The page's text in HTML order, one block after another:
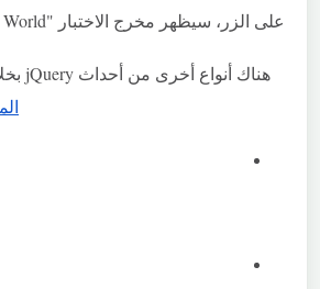
على الزر، سيظهر مخرج الاختبار "Hello, World!".
هناك أنواع أخرى من أحداث jQuery بخلاف click أيضًا. يمكنك عرض قائمة كاملة بأساليب الأحداث هذه من